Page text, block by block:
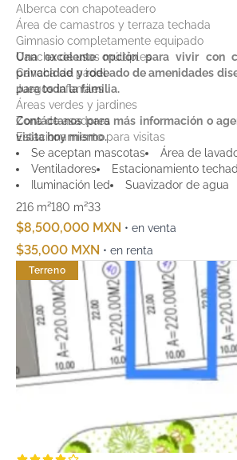
Alberca con chapoteadero
Área de camastros y terraza techada
Gimnasio completamente equipado
Cancha de usos múltiples
Cancha de pádel
Juegos infantiles
Áreas verdes y jardines
Zona de asadores
Estacionamiento para visitas
Andadores peatonales y ciclovía interna
Una excelente opción para vivir con
privacidad y rodeado de amenidades
para toda la familia.
Contáctanos para más información o
visita hoy mismo.
Se aceptan mascotas
Área de
Ventiladores
Estacionamiento
Iluminación led
Suavizador de agua
216 m²180 m²33
$8,500,000 MXN • en venta
$35,000 MXN • en renta
Terreno